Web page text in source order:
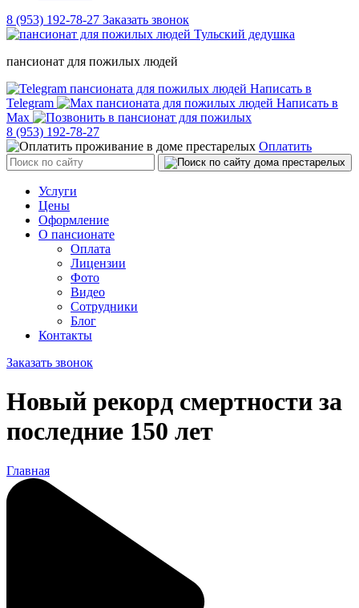
8 (953) 192-78-27 Заказать звонок
пансионат для пожилых людей
Написать в
Telegram
Написать в
Max
8 (953) 192-78-27
Оплатить
Услуги
Цены
Оформление
О пансионате
Оплата
Лицензии
Фото
Видео
Сотрудники
Блог
Контакты
Заказать звонок
Новый рекорд смертности за
последние 150 лет
Главная